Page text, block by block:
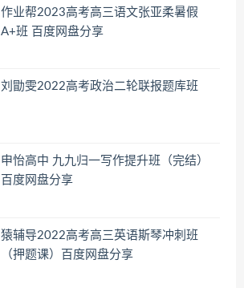
作业帮2023高考高三语文张亚柔暑假
A+班 百度网盘分享
刘勖雯2022高考政治二轮联报题库班
申怡高中 九九归一写作提升班（完结）
百度网盘分享
猿辅导2022高考高三英语斯琴冲刺班
（押题课）百度网盘分享